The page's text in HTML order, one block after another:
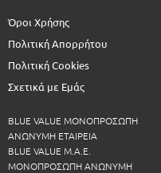
Όροι Χρήσης
Πολιτική Απορρήτου
Πολιτική Cookies
Σχετικά με Εμάς
BLUE VALUE ΜΟΝΟΠΡΟΣΩΠΗ
ΑΝΩΝΥΜΗ ΕΤΑΙΡΕΙΑ
BLUE VALUE Μ.Α.Ε.
ΜΟΝΟΠΡΟΣΩΠΗ ΑΝΩΝΥΜΗ